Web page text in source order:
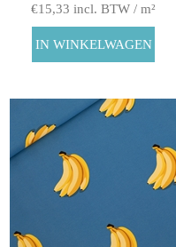
€15,33 incl. BTW / m²